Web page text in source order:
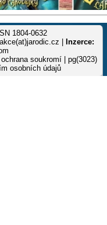
1804-0632
|
Inzerce:
soukromí | pg(3023)
osobních údajů